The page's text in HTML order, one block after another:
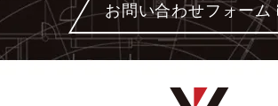
お問い合わせフォーム